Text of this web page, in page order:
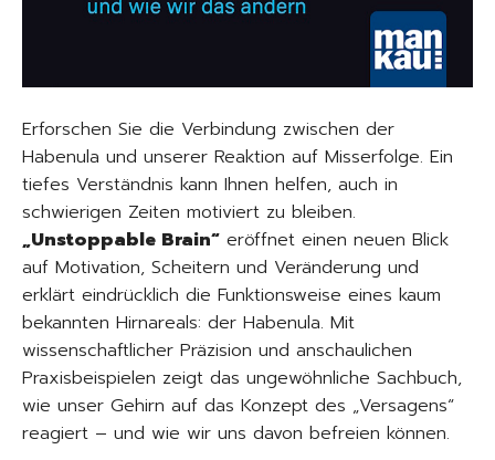
Erforschen Sie die Verbindung zwischen der
Habenula und unserer Reaktion auf Misserfolge. Ein
tiefes Verständnis kann Ihnen helfen, auch in
schwierigen Zeiten motiviert zu bleiben.
„Unstoppable Brain“ eröffnet einen neuen Blick
auf Motivation, Scheitern und Veränderung und
erklärt eindrücklich die Funktionsweise eines kaum
bekannten Hirnareals: der Habenula. Mit
wissenschaftlicher Präzision und anschaulichen
Praxisbeispielen zeigt das ungewöhnliche Sachbuch,
wie unser Gehirn auf das Konzept des „Versagens“
reagiert – und wie wir uns davon befreien können.